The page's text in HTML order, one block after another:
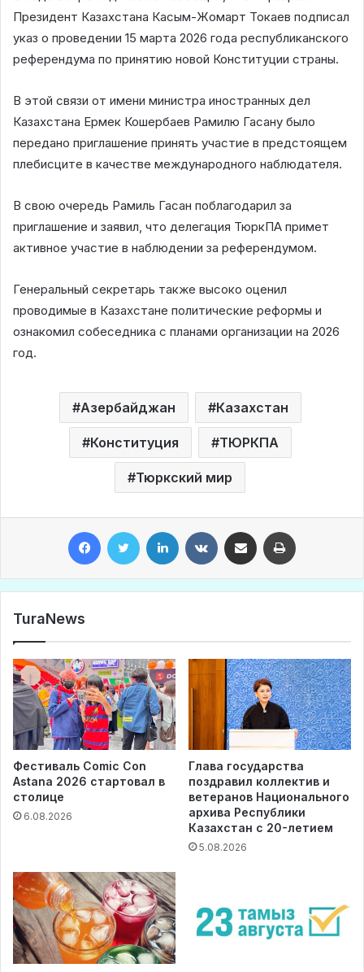
Президент Казахстана Касым-Жомарт Токаев подписал
указ о проведении 15 марта 2026 года республиканского
референдума по принятию новой Конституции страны.
В этой связи от имени министра иностранных дел
Казахстана Ермек Кошербаев Рамилю Гасану было
передано приглашение принять участие в предстоящем
плебисците в качестве международного наблюдателя.
В свою очередь Рамиль Гасан поблагодарил за
приглашение и заявил, что делегация ТюркПА примет
активное участие в наблюдении за референдумом.
Генеральный секретарь также высоко оценил
проводимые в Казахстане политические реформы и
ознакомил собеседника с планами организации на 2026
год.
Азербайджан Казахстан
Конституция ТЮРКПА
Тюркский мир
TuraNews
Фестиваль Comic Con
Astana 2026 стартовал в
столице
6.08.2026
Глава государства
поздравил коллектив и
ветеранов Национального
архива Республики
Казахстан с 20-летием
5.08.2026